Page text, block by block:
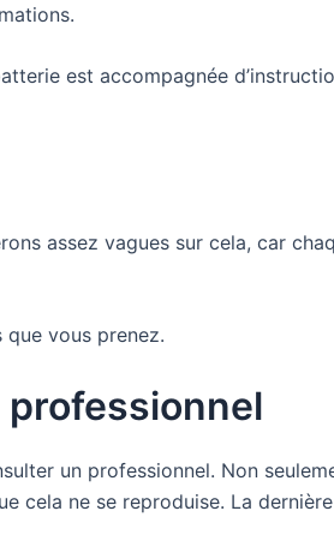
est accompagnée
assez vagues sur cela, car
que vous prenez.
professionnel
un professionnel. Non
cela ne se reproduise. La